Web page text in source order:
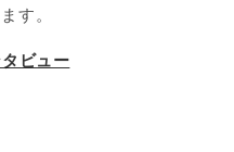
す。
タビュー